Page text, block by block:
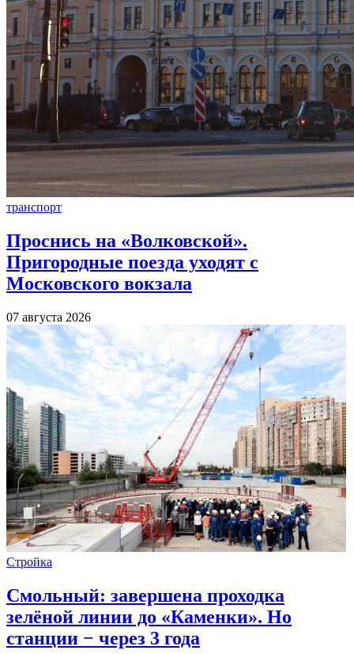
транспорт
Проснись на «Волковской».
Пригородные поезда уходят с
Московского вокзала
07 августа 2026
Стройка
Смольный: завершена проходка
зелёной линии до «Каменки». Но
станции − через 3 года